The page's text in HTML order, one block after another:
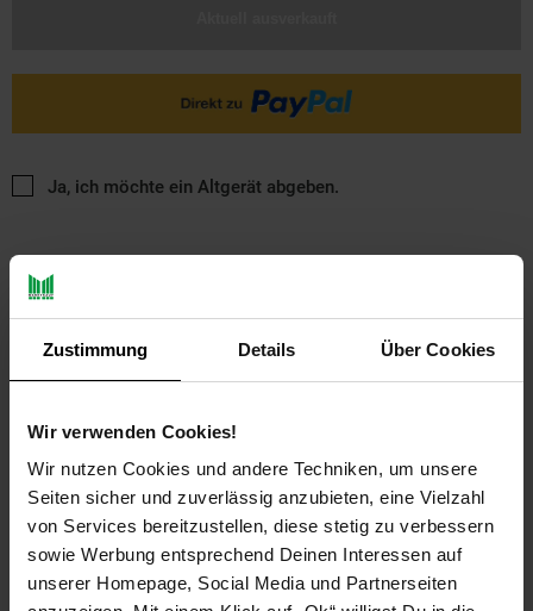
Zustimmung Details Über Cookies
Wir verwenden Cookies!
Wir nutzen Cookies und andere Techniken, um unsere
Seiten sicher und zuverlässig anzubieten, eine Vielzahl
von Services bereitzustellen, diese stetig zu verbessern
sowie Werbung entsprechend Deinen Interessen auf
unserer Homepage, Social Media und Partnerseiten
Ja, ich möchte ein Altgerät abgeben.
Payback Punkte
Extra°Punkte:
Produktbeschreibung